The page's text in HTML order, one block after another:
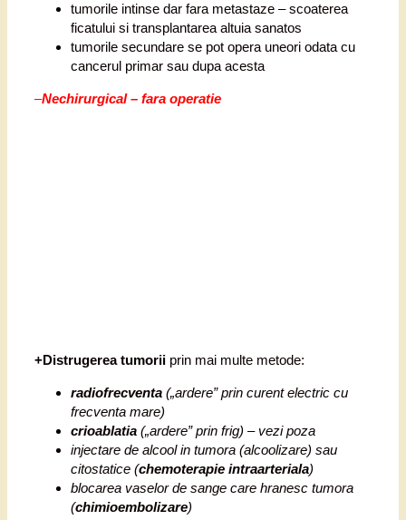
tumorile intinse dar fara metastaze – scoaterea
ficatului si transplantarea altuia sanatos
tumorile secundare se pot opera uneori odata cu
cancerul primar sau dupa acesta
–Nechirurgical – fara operatie
+Distrugerea tumorii prin mai multe metode:
radiofrecventa („ardere” prin curent electric cu
frecventa mare)
crioablatia („ardere” prin frig) – vezi poza
injectare de alcool in tumora (alcoolizare) sau
citostatice (chemoterapie intraarteriala)
blocarea vaselor de sange care hranesc tumora
(chimioembolizare)